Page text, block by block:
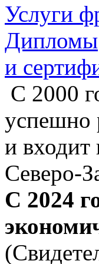
Услуги
Дипломы
и
С 2000
успешно
и входит
Северо-
С 2024